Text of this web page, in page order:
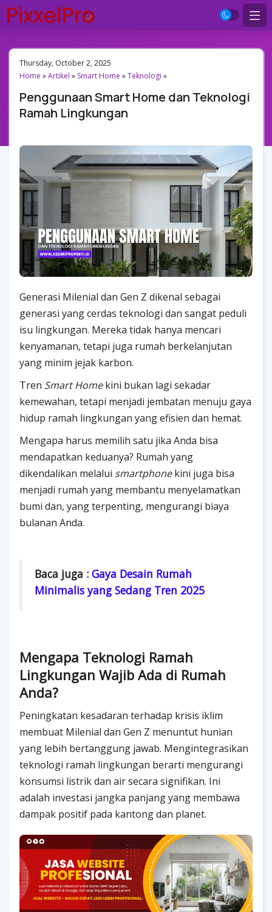
Thursday, October 2, 2025
Home »Artikel » Smart Home »Teknologi »
Penggunaan Smart Home dan Teknologi
Ramah Lingkungan
Generasi Milenial dan Gen Z dikenal sebagai
generasi yang cerdas teknologi dan sangat peduli
isu lingkungan. Mereka tidak hanya mencari
kenyamanan, tetapi juga rumah berkelanjutan
yang minim jejak karbon.
Tren Smart Homekini bukan lagi sekadar
kemewahan, tetapi menjadi jembatan menuju gaya
hidup ramah lingkungan yang efisien dan hemat.
Mengapa harus memilih satu jika Anda bisa
mendapatkan keduanya? Rumah yang
dikendalikan melalui smartphonekini juga bisa
menjadi rumah yang membantu menyelamatkan
bumi dan, yang terpenting, mengurangi biaya
bulanan Anda.
Baca juga : Gaya Desain Rumah
Minimalis yang Sedang Tren 2025
Mengapa Teknologi Ramah
Lingkungan Wajib Ada di Rumah
Anda?
Peningkatan kesadaran terhadap krisis iklim
membuat Milenial dan Gen Z menuntut hunian
yang lebih bertanggung jawab. Mengintegrasikan
teknologi ramah lingkungan berarti mengurangi
konsumsi listrik dan air secara signifikan. Ini
adalah investasi jangka panjang yang membawa
dampak positif pada kantong dan planet.